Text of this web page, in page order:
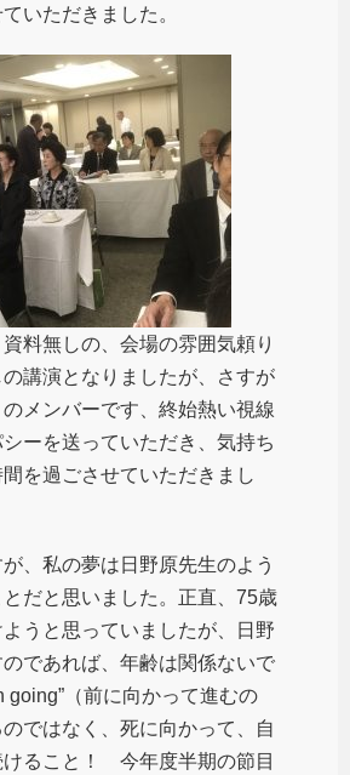
いただきました。
料無しの、会場の雰囲気頼り
講演となりましたが、さすが
メンバーです、終始熱い視線
ーを送っていただき、気持ち
を過ごさせていただきまし
、私の夢は日野原先生のよう
だと思いました。正直、75歳
うと思っていましたが、日野
であれば、年齢は関係ないで
going”（前に向かって進むの
ではなく、死に向かって、自
けること！ 今年度半期の節目